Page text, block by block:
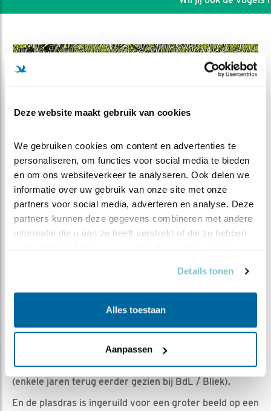
Deze website maakt gebruik van cookies
We gebruiken cookies om content en advertenties te
personaliseren, om functies voor social media te bieden
en om ons websiteverkeer te analyseren. Ook delen we
informatie over uw gebruik van onze site met onze
partners voor social media, adverteren en analyse. Deze
partners kunnen deze gegevens combineren met andere
informatie die u aan ze heeft verstrekt of die ze hebben
Details tonen
Alles toestaan
Aanpassen
DEEL DIT FILMPJE
Romke Visser | Geplaatst op 14 mei 2026, 19:00 |
de camera's zijn weer verplaatst naar een nabijgelegen
perceel met plasdras.
En met de 2e primeur voor de Boerenlandvogels: Een
(enkele jaren terug eerder gezien bij BdL / Bliek).
En de plasdras is ingeruild voor een groter beeld op een